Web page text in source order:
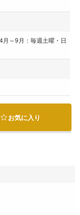
～9月：毎週土曜・日
お気に入り